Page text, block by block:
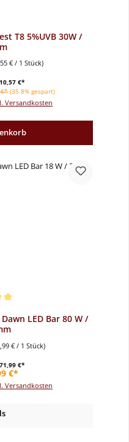
T8 5%UVB 30W /
€ / 1 Stück)
10,57 €*
€* (35.8% gespart)
Versandkosten
LED Bar 80 W /
€ / 1 Stück)
71,99 €*
Preis:
€*
Versandkosten